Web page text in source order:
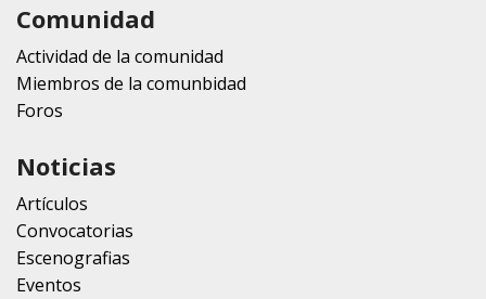
Comunidad
Actividad de la comunidad
Miembros de la comunbidad
Foros
Noticias
Artículos
Convocatorias
Escenografias
Eventos